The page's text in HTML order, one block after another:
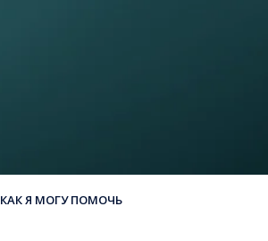
КАК Я МОГУ ПОМОЧЬ